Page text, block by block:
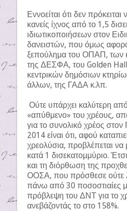
Εννοείται ότι δεν
κανείς ίχνος από το 1,5
ιδιωτικοποιήσεων στον
δανειστών, που όμως αφορά
ξεπούλημα του ΟΠΑΠ, των
της ΔΕΣΦΑ, του Golden
κεντρικών δημόσιων
άλλων, της ΓΑΔΑ κ.λπ.
Ούτε υπάρχει καλύτερη
«απύθμενο» του χρέους,
για το συνολικό χρέος
2014 είναι ότι, αφού
χρεολύσια, προβλέπεται να
κατά 1 δισεκατομμύριο.
και τη διόρθωση της
ΟΟΣΑ, που πρόσθεσε ούτε
πάνω από 30 ποσοστιαίες
πρόβλεψη του ΔΝΤ για το
ανεβάζοντάς το στο 158%.